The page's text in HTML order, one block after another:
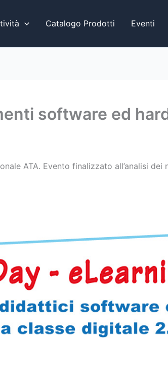
Catalogo Prodotti Eventi
software ed
ATA. Evento finalizzato all’analisi